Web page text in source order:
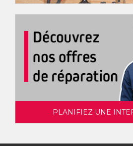
PLANIFIEZ UNE